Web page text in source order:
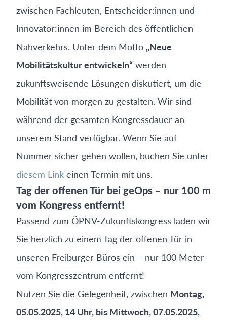
zwischen Fachleuten, Entscheider:innen und
Innovator:innen im Bereich des öffentlichen
Nahverkehrs. Unter dem Motto „Neue
Mobilitätskultur entwickeln“ werden
zukunftsweisende Lösungen diskutiert, um die
Mobilität von morgen zu gestalten. Wir sind
während der gesamten Kongressdauer an
unserem Stand verfügbar. Wenn Sie auf
Nummer sicher gehen wollen, buchen Sie unter
diesem Link einen Termin mit uns.
Tag der offenen Tür bei geOps – nur 100 m
vom Kongress entfernt!
Passend zum ÖPNV-Zukunftskongress laden wir
Sie herzlich zu einem Tag der offenen Tür in
unseren Freiburger Büros ein – nur 100 Meter
vom Kongresszentrum entfernt!
Nutzen Sie die Gelegenheit, zwischen Montag,
05.05.2025, 14 Uhr, bis Mittwoch, 07.05.2025,